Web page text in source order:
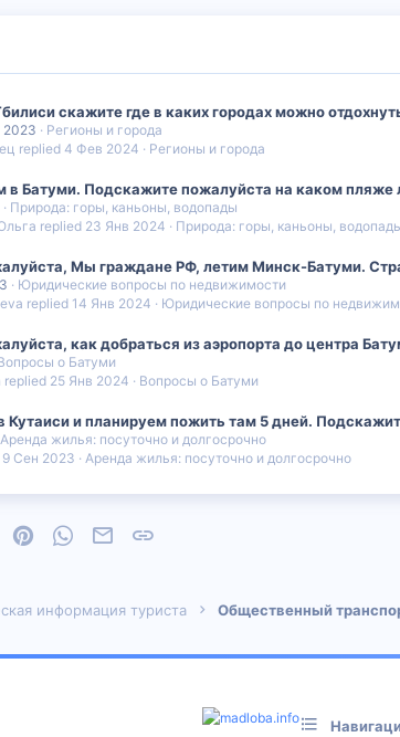
скажите где в каких городах можно
2023
Регионы и города
Регионы и города
4 Фев 2024
в Батуми. Подскажите пожалуйста на каком пляже
Природа: горы, каньоны, водопады
Природа: горы, каньоны,
23 Янв 2024
Мы граждане РФ, летим Минск-Батуми.
Юридические вопросы по недвижимости
Юридические вопросы по
14 Янв 2024
как добраться из аэропорта до центра
о Батуми
Вопросы о Батуми
25 Янв 2024
Кутаиси и планируем пожить там 5 дней.
Аренда жилья: посуточно и долгосрочно
Аренда жилья: посуточно и долгосрочно
9 Сен 2023
Reddit PinterestWhatsAppЭлектронная почта
информация туриста